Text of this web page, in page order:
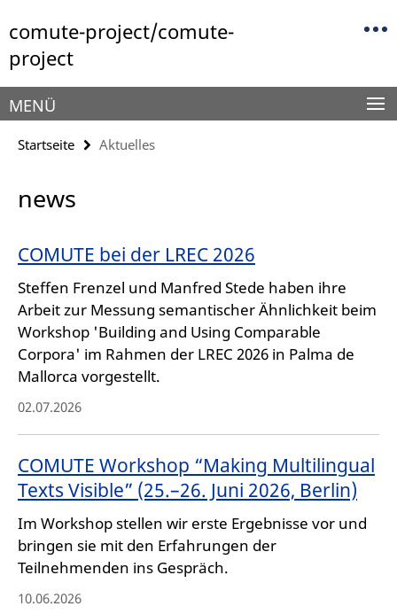
direkt
zu
Inhalt
comute-project/comute-
project
Service-
Navigation
MENÜ
Startseite Aktuelles
news
COMUTE bei der LREC 2026
Steffen Frenzel und Manfred Stede haben ihre
Arbeit zur Messung semantischer Ähnlichkeit beim
Workshop 'Building and Using Comparable
Corpora' im Rahmen der LREC 2026 in Palma de
Mallorca vorgestellt.
02.07.2026
COMUTE Workshop “Making Multilingual
Texts Visible” (25.–26. Juni 2026, Berlin)
Im Workshop stellen wir erste Ergebnisse vor und
bringen sie mit den Erfahrungen der
Teilnehmenden ins Gespräch.
10.06.2026